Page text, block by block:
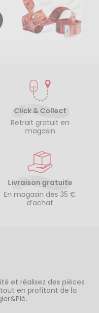
Click & Collect
Retrait gratuit en
magasin
Livraison gratuite
En magasin dès 35 €
d’achat
et réalisez des pièces
en profitant de la